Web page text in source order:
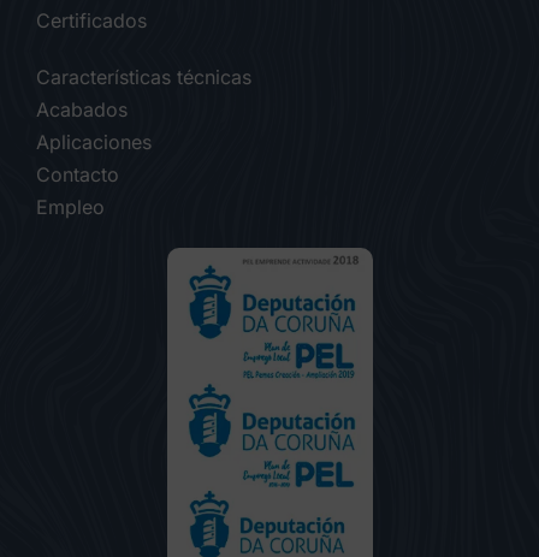
Certificados
Características técnicas
Acabados
Aplicaciones
Contacto
Empleo